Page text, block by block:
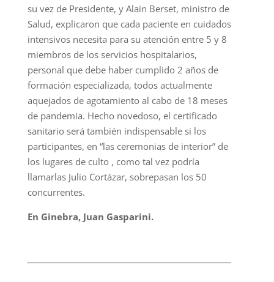
su vez de Presidente, y Alain Berset, ministro de
Salud, explicaron que cada paciente en cuidados
intensivos necesita para su atención entre 5 y 8
miembros de los servicios hospitalarios,
personal que debe haber cumplido 2 años de
formación especializada, todos actualmente
aquejados de agotamiento al cabo de 18 meses
de pandemia. Hecho novedoso, el certificado
sanitario será también indispensable si los
participantes, en “las ceremonias de interior” de
los lugares de culto , como tal vez podría
llamarlas Julio Cortázar, sobrepasan los 50
concurrentes.
En Ginebra, Juan Gasparini.